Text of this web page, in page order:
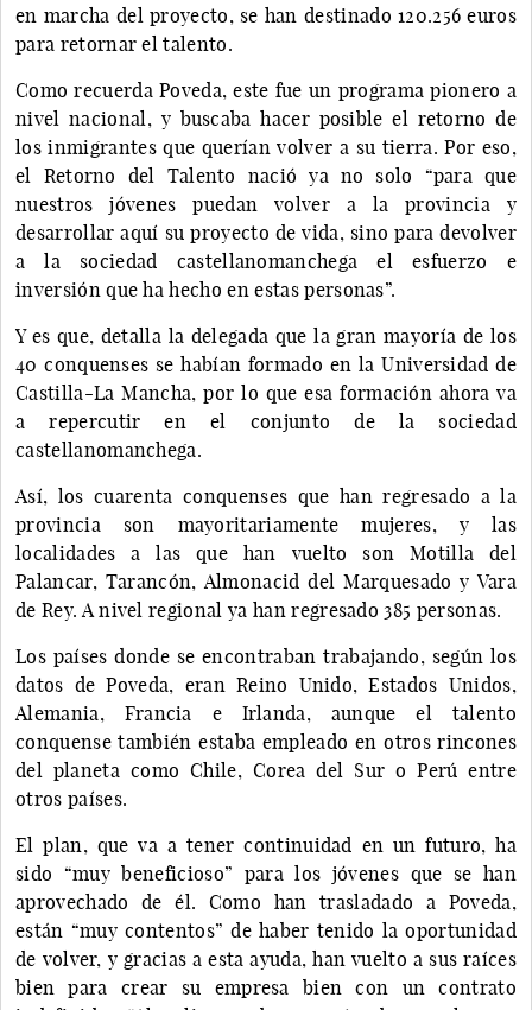
en marcha del proyecto, se han destinado 120.256 euros
para retornar el talento.
Como recuerda Poveda, este fue un programa pionero a
nivel nacional, y buscaba hacer posible el retorno de
los inmigrantes que querían volver a su tierra. Por eso,
el Retorno del Talento nació ya no solo “para que
nuestros jóvenes puedan volver a la provincia y
desarrollar aquí su proyecto de vida, sino para devolver
a la sociedad castellanomanchega el esfuerzo e
inversión que ha hecho en estas personas”.
Y es que, detalla la delegada que la gran mayoría de los
40 conquenses se habían formado en la Universidad de
Castilla-La Mancha, por lo que esa formación ahora va
a repercutir en el conjunto de la sociedad
castellanomanchega.
Así, los cuarenta conquenses que han regresado a la
provincia son mayoritariamente mujeres, y las
localidades a las que han vuelto son Motilla del
Palancar, Tarancón, Almonacid del Marquesado y Vara
de Rey. A nivel regional ya han regresado 385 personas.
Los países donde se encontraban trabajando, según los
datos de Poveda, eran Reino Unido, Estados Unidos,
Alemania, Francia e Irlanda, aunque el talento
conquense también estaba empleado en otros rincones
del planeta como Chile, Corea del Sur o Perú entre
otros países.
El plan, que va a tener continuidad en un futuro, ha
sido “muy beneficioso” para los jóvenes que se han
aprovechado de él. Como han trasladado a Poveda,
están “muy contentos” de haber tenido la oportunidad
de volver, y gracias a esta ayuda, han vuelto a sus raíces
bien para crear su empresa bien con un contrato